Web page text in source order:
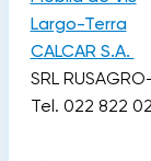
Largo-Terra
CALCAR S.A.
SRL
Tel. 022 822